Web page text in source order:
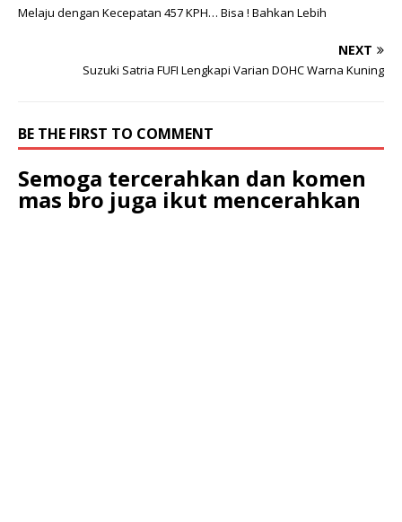
Melaju dengan Kecepatan 457 KPH… Bisa ! Bahkan Lebih
NEXT
Suzuki Satria FUFI Lengkapi Varian DOHC Warna Kuning
BE THE FIRST TO COMMENT
Semoga tercerahkan dan komen
mas bro juga ikut mencerahkan